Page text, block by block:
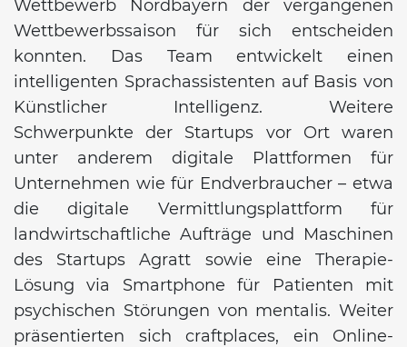
Wettbewerb Nordbayern der vergangenen
Wettbewerbssaison für sich entscheiden
konnten. Das Team entwickelt einen
intelligenten Sprachassistenten auf Basis von
Künstlicher Intelligenz. Weitere
Schwerpunkte der Startups vor Ort waren
unter anderem digitale Plattformen für
Unternehmen wie für Endverbraucher – etwa
die digitale Vermittlungsplattform für
landwirtschaftliche Aufträge und Maschinen
des Startups Agratt sowie eine Therapie-
Lösung via Smartphone für Patienten mit
psychischen Störungen von mentalis. Weiter
präsentierten sich craftplaces, ein Online-